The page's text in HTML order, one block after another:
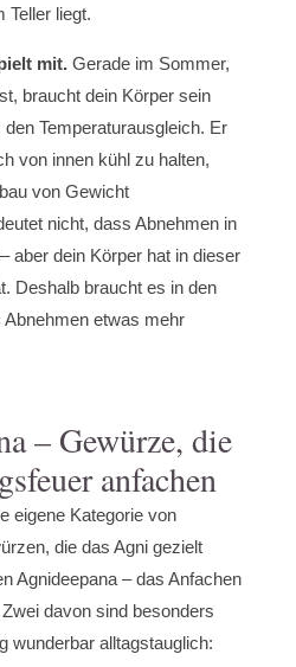
Teller liegt.
mit.Gerade im Sommer,
braucht dein Körper sein
Temperaturausgleich. Er
von innen kühl zu halten,
von Gewicht
nicht, dass Abnehmen in
aber dein Körper hat in dieser
Deshalb braucht es in den
etwas mehr
– Gewürze, die
anfachen
eigene Kategorie von
die das Agni gezielt
Agnideepana – das Anfachen
davon sind besonders
wunderbar alltagstauglich: